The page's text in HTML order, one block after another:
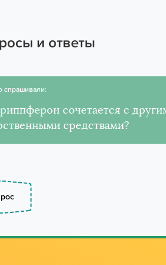
и ответы
спрашивали:
сочетается с
средствами?